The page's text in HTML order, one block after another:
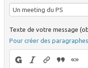
Texte de votre message
Pour créer des